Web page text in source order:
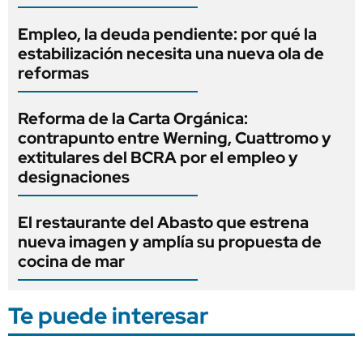
Empleo, la deuda pendiente: por qué la
estabilización necesita una nueva ola de
reformas
Reforma de la Carta Orgánica:
contrapunto entre Werning, Cuattromo y
extitulares del BCRA por el empleo y
designaciones
El restaurante del Abasto que estrena
nueva imagen y amplía su propuesta de
cocina de mar
Te puede interesar